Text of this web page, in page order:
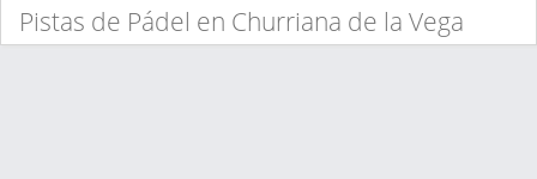
Pistas de Pádel en Churriana de la Vega